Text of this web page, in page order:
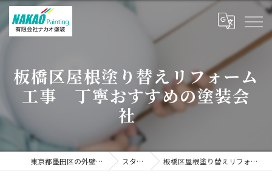
板橋区屋根塗り替えリフォーム
工事 丁寧おすすめの塗装会
社
東京都墨田区の外壁塗装なら有限会社ナカオ塗装 スタッフブログ 板橋区屋根塗り替えリフォーム工事 丁寧おすすめの塗装会社